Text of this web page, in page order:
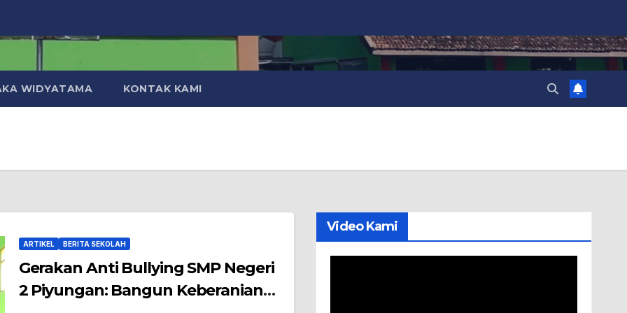
WIDYATAMA KONTAK KAMI
ARTIKEL BERITA SEKOLAH
Gerakan Anti Bullying SMP Negeri
2 Piyungan: Bangun Keberanian
Video Kami